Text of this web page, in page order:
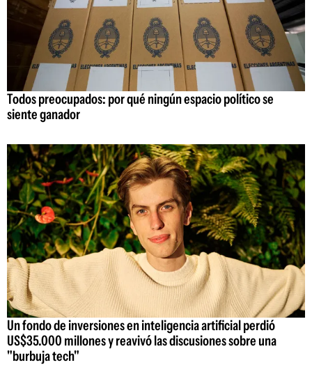
Todos preocupados: por qué ningún espacio político se
siente ganador
Un fondo de inversiones en inteligencia artificial perdió
US$35.000 millones y reavivó las discusiones sobre una
"burbuja tech"